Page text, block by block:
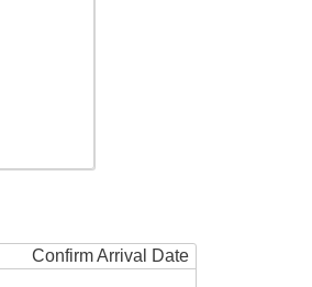
Confirm Arrival Date